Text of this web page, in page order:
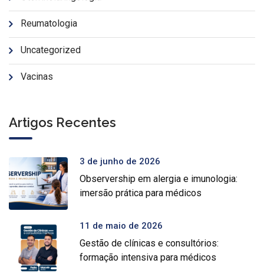
Reumatologia
Uncategorized
Vacinas
Artigos Recentes
3 de junho de 2026
Observership em alergia e imunologia:
imersão prática para médicos
11 de maio de 2026
Gestão de clínicas e consultórios:
formação intensiva para médicos